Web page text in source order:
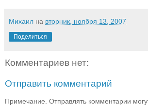
Михаил на вторник, ноября 13, 2007
Поделиться
Комментариев нет:
Отправить комментарий
Примечание. Отправлять комментарии